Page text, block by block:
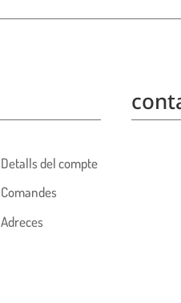
Detalls del compte
Comandes
Adreces